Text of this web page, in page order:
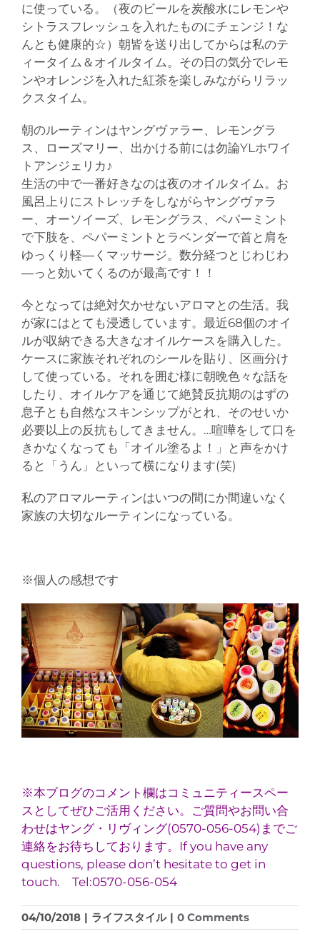
に使っている。（夜のビールを炭酸水にレモンや
シトラスフレッシュを入れたものにチェンジ！な
んとも健康的☆）朝皆を送り出してからは私のテ
ィータイム＆オイルタイム。その日の気分でレモ
ンやオレンジを入れた紅茶を楽しみながらリラッ
クスタイム。
朝のルーティンはヤングヴァラー、レモングラ
ス、ローズマリー、出かける前には勿論YLホワイ
トアンジェリカ♪
生活の中で一番好きなのは夜のオイルタイム。お
風呂上りにストレッチをしながらヤングヴァラ
ー、オーソイーズ、レモングラス、ペパーミント
で下肢を、ペパーミントとラベンダーで首と肩を
ゆっくり軽―くマッサージ。数分経つとじわじわ
―っと効いてくるのが最高です！！
今となっては絶対欠かせないアロマとの生活。我
が家にはとても浸透しています。最近68個のオイ
ルが収納できる大きなオイルケースを購入した。
ケースに家族それぞれのシールを貼り、区画分け
して使っている。それを囲む様に朝晩色々な話を
したり、オイルケアを通じて絶賛反抗期のはずの
息子とも自然なスキンシップがとれ、そのせいか
必要以上の反抗もしてきません。…喧嘩をして口を
きかなくなっても「オイル塗るよ！」と声をかけ
ると「うん」といって横になります(笑)
私のアロマルーティンはいつの間にか間違いなく
家族の大切なルーティンになっている。
※個人の感想です
※本ブログのコメント欄はコミュニティースペー
スとしてぜひご活用ください。ご質問やお問い合
わせはヤング・リヴィング(0570-056-054)までご
連絡をお待ちしております。If you have any
questions, please don’t hesitate to get in
touch. Tel:0570-056-054
04/10/2018 | ライフスタイル | 0 Comments